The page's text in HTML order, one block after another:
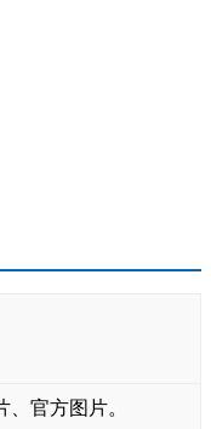
、官方图片。